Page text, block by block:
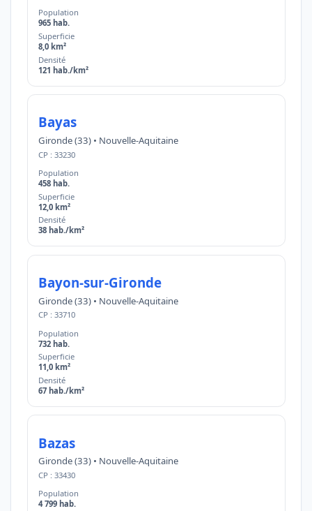
Population
965 hab.
Superficie
8,0 km²
Densité
121 hab./km²
Bayas
Gironde (33) • Nouvelle-Aquitaine
CP : 33230
Population
458 hab.
Superficie
12,0 km²
Densité
38 hab./km²
Bayon-sur-Gironde
Gironde (33) • Nouvelle-Aquitaine
CP : 33710
Population
732 hab.
Superficie
11,0 km²
Densité
67 hab./km²
Bazas
Gironde (33) • Nouvelle-Aquitaine
CP : 33430
Population
4 799 hab.